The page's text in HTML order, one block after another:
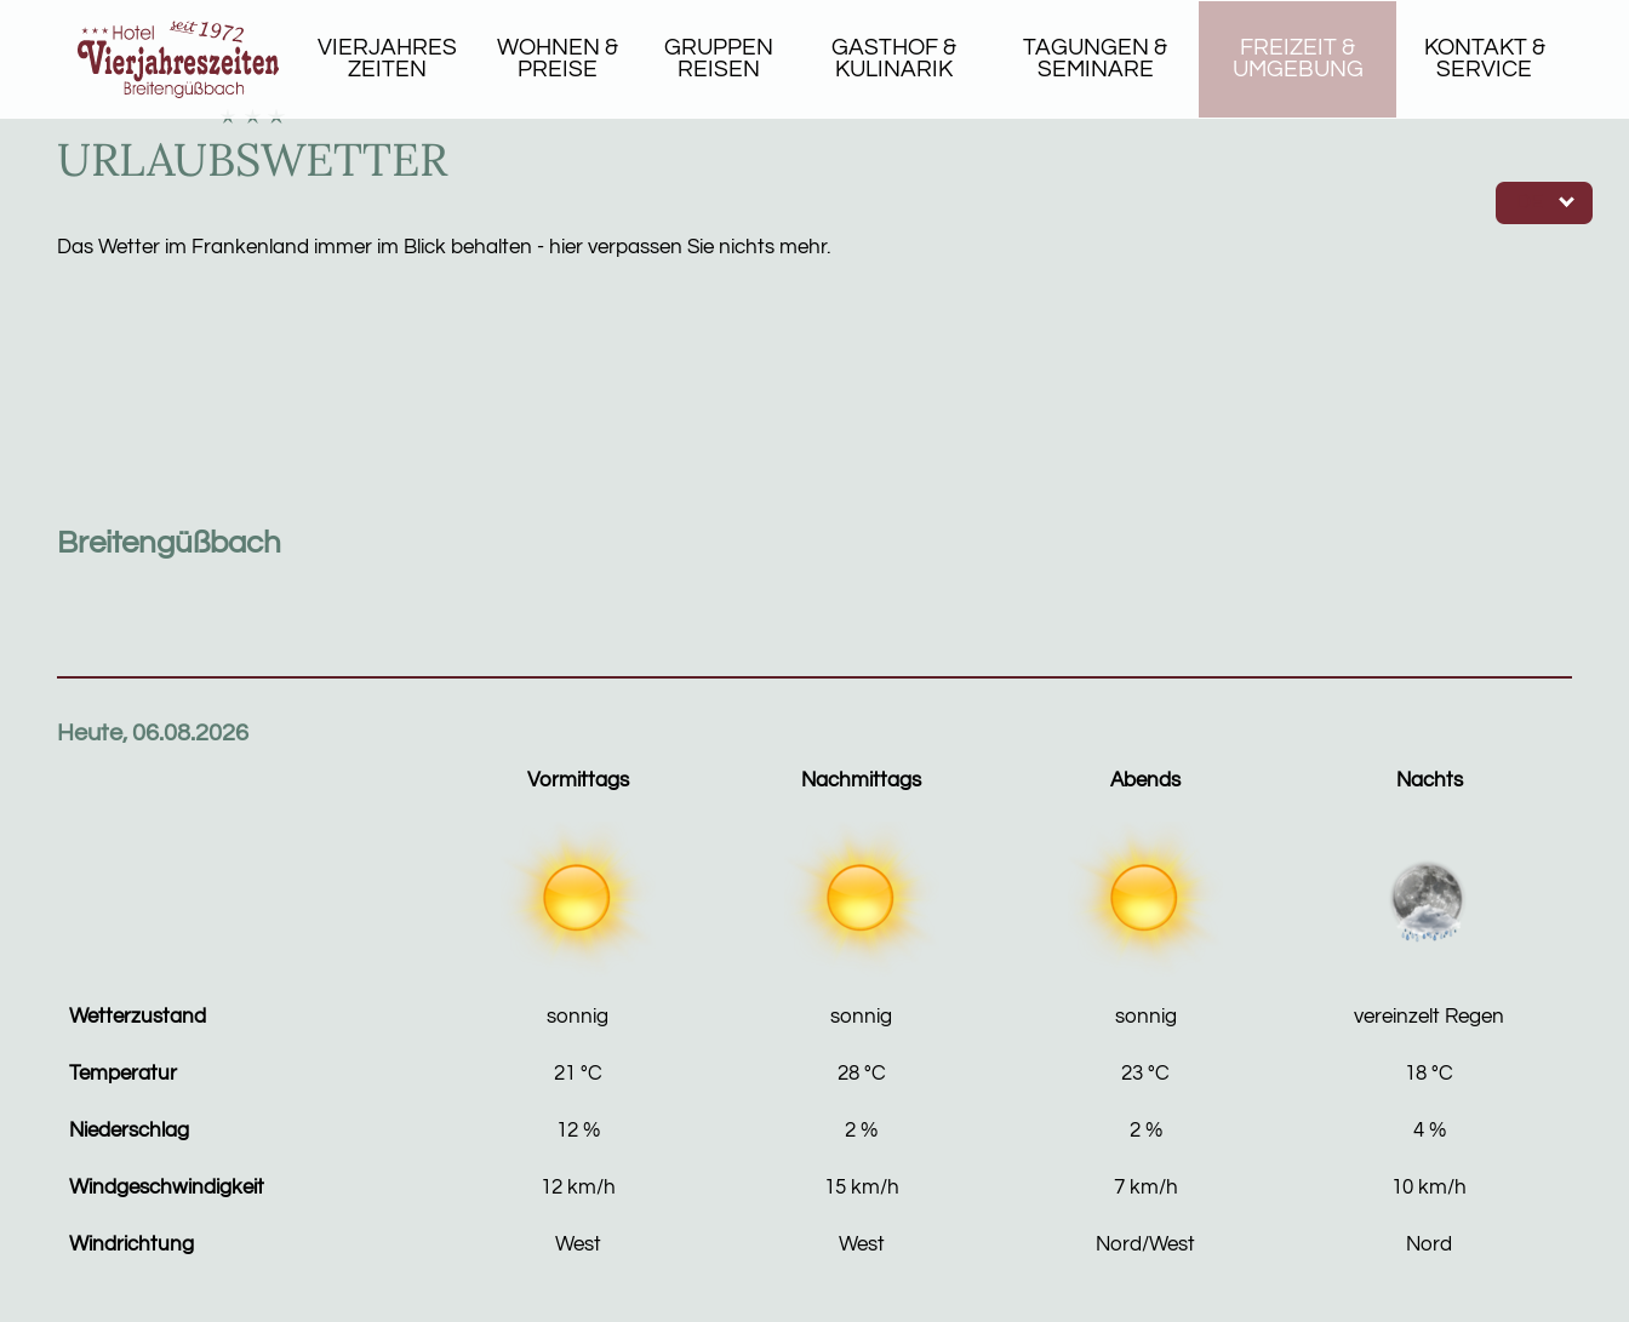
VIERJAHRES
ZEITEN
WOHNEN &
PREISE
GRUPPEN
REISEN
GASTHOF &
KULINARIK
TAGUNGEN &
SEMINARE
FREIZEIT &
UMGEBUNG
KONTAKT &
SERVICE
URLAUBSWETTER
Das Wetter im Frankenland immer im Blick behalten - hier verpassen Sie nichts mehr.
Breitengüßbach
Heute, 06.08.2026
Vormittags Nachmittags Abends Nachts
Wetterzustand sonnig sonnig sonnig vereinzelt Regen
Temperatur 21 °C 28 °C 23 °C 18 °C
Niederschlag 12 % 2 % 2 % 4 %
Windgeschwindigkeit 12 km/h 15 km/h 7 km/h 10 km/h
Windrichtung West West Nord/West Nord